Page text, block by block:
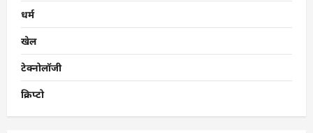
धर्म
खेल
टेक्नोलॉजी
क्रिप्टो